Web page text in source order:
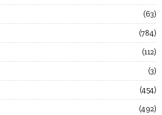
63
784
112
3
454
492